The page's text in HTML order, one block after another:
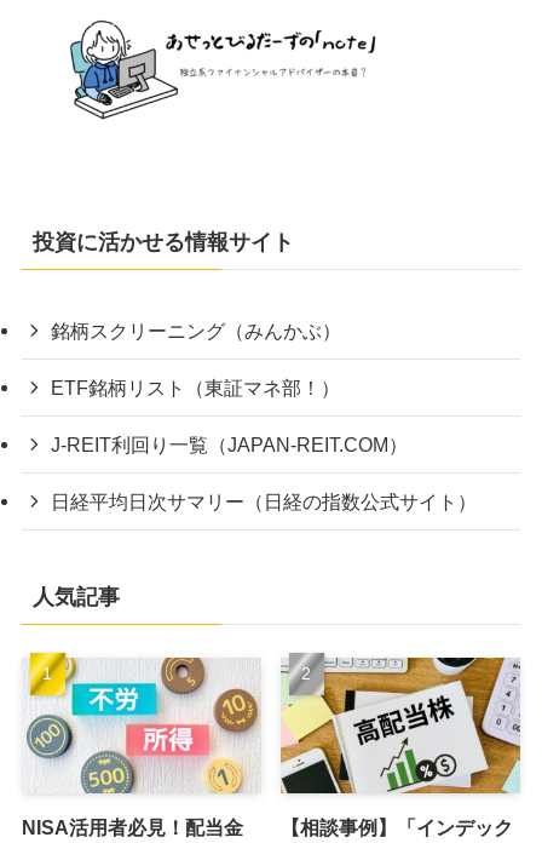
投資に活かせる情報サイト
銘柄スクリーニング（みんかぶ）
ETF銘柄リスト（東証マネ部！）
J-REIT利回り一覧（JAPAN-REIT.COM）
日経平均日次サマリー（日経の指数公式サイト）
人気記事
NISA活用者必見！配当金
【相談事例】「インデック